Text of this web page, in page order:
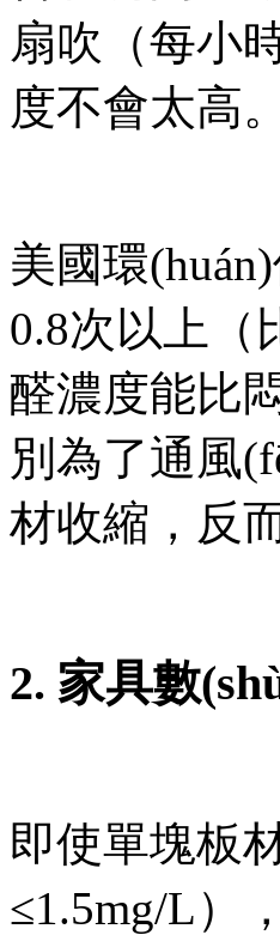
扇吹（每小時
度不會太高。
美國環
0.8次以上（
醛濃度能比悶
別為了通風
材收縮，反
2. 家具數
即使單塊板
≤1.5mg/L）